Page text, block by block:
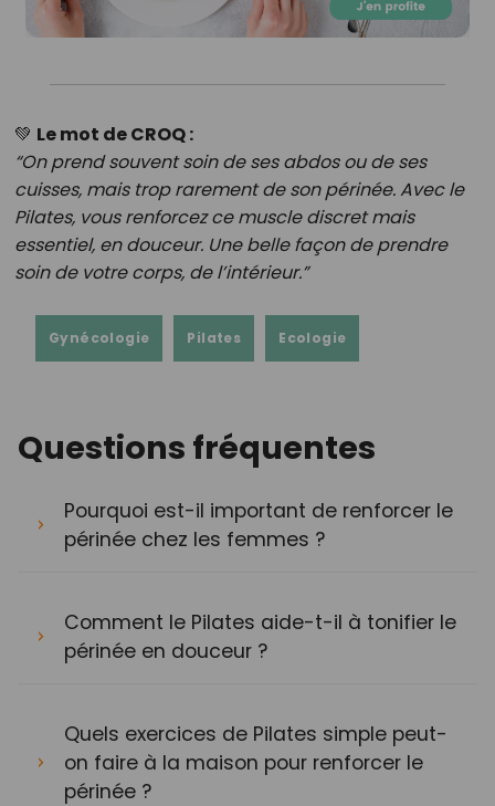
💚 Le mot de CROQ :
“On prend souvent soin de ses abdos ou de ses
cuisses, mais trop rarement de son périnée. Avec le
Pilates, vous renforcez ce muscle discret mais
essentiel, en douceur. Une belle façon de prendre
soin de votre corps, de l’intérieur.”
Gynécologie Pilates Ecologie
Questions fréquentes
Pourquoi est-il important de renforcer le
périnée chez les femmes ?
Comment le Pilates aide-t-il à tonifier le
périnée en douceur ?
Quels exercices de Pilates simple peut-
on faire à la maison pour renforcer le
périnée ?